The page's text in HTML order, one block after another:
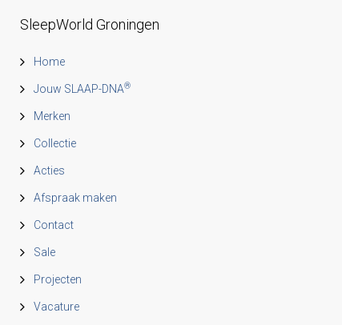
SleepWorld Groningen
Home
Jouw SLAAP-DNA®
Merken
Collectie
Acties
Afspraak maken
Contact
Sale
Projecten
Vacature